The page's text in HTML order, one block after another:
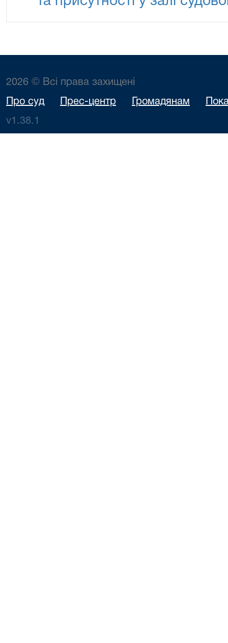
2026 © Всі права захищені
Про суд Прес-центр Громадянам
v1.38.1